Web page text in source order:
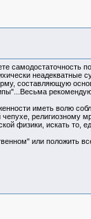
самодостаточность
составляющую
иметь волю
религиозному
физики, искать
или